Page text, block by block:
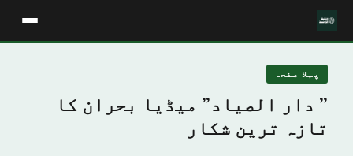
پہلا صفحہ
” دار الصیاد” میڈیا بحران کا
تازہ ترین شکار